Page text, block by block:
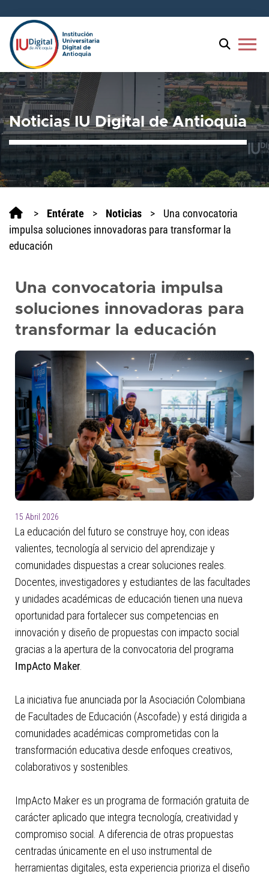
menu
Noticias IU Digital de Antioquia
> Entérate > Noticias >
Una convocatoria
impulsa soluciones innovadoras para transformar la
educación
Una convocatoria impulsa
soluciones innovadoras para
transformar la educación
15 Abril 2026
La educación del futuro se construye hoy, con ideas
valientes, tecnología al servicio del aprendizaje y
comunidades dispuestas a crear soluciones reales.
Docentes, investigadores y estudiantes de las facultades
y unidades académicas de educación tienen una nueva
oportunidad para fortalecer sus competencias en
innovación y diseño de propuestas con impacto social
gracias a la apertura de la convocatoria del programa
ImpActo Maker.
La iniciativa fue anunciada por la Asociación Colombiana
de Facultades de Educación (Ascofade) y está dirigida a
comunidades académicas comprometidas con la
transformación educativa desde enfoques creativos,
colaborativos y sostenibles.
ImpActo Maker es un programa de formación gratuita de
carácter aplicado que integra tecnología, creatividad y
compromiso social. A diferencia de otras propuestas
centradas únicamente en el uso instrumental de
herramientas digitales, esta experiencia prioriza el diseño